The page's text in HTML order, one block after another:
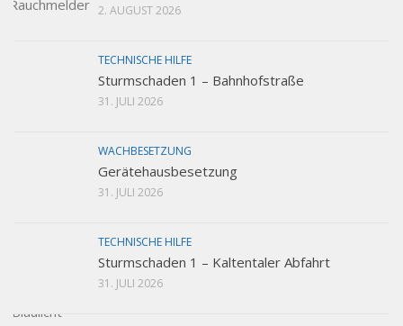
2. AUGUST 2026
TECHNISCHE HILFE
Sturmschaden 1 – Bahnhofstraße
31. JULI 2026
WACHBESETZUNG
Gerätehausbesetzung
31. JULI 2026
TECHNISCHE HILFE
Sturmschaden 1 – Kaltentaler Abfahrt
31. JULI 2026